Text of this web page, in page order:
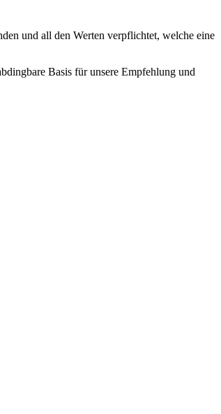
und all den Werten verpflichtet, welche eine
Basis für unsere Empfehlung und